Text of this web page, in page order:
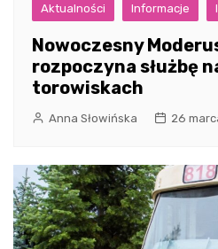
Aktualności Informacje
Nowoczesny
rozpoczyna służbę
torowiskach
Anna Słowińska 26